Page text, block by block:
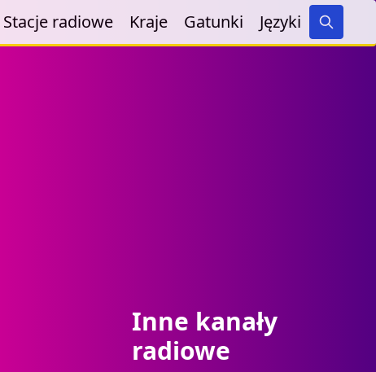
Stacje radiowe Kraje Gatunki Języki
Search
Inne kanały
radiowe